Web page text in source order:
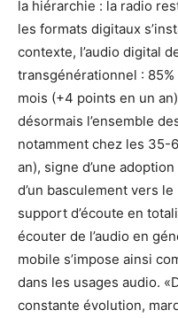
la hiérarchie : la radio
les formats digitaux
contexte, l’audio digital
transgénérationnel :
mois (+4 points en un
désormais l’ensemble
notamment chez les 35-
an), signe d’une
d’un basculement vers
support d’écoute en
écouter de l’audio en
mobile s’impose ainsi
dans les usages audio.
constante évolution,